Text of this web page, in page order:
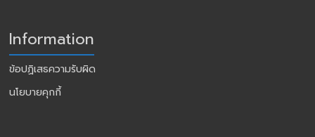
Information
ข้อปฏิเสธความรับผิด
นโยบายคุกกี้